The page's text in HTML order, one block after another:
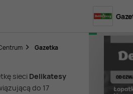
Gazetka
sieci Delikatesy
do 17